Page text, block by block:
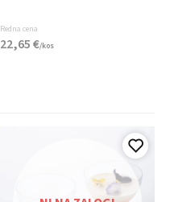
Redna cena
22,65€/kos